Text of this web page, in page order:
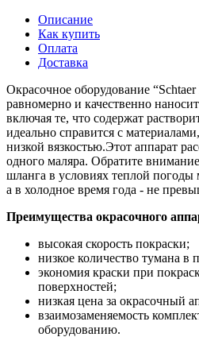
Описание
Как купить
Оплата
Доставка
Окрасочное оборудование
равномерно и качественно
включая те, что содержат
идеально справится с
низкой вязкостью.Этот аппарат
одного маляра. Обратите
шланга в условиях теплой погоды
а в холодное время года - не
Преимущества окрасочного
высокая скорость покраски;
низкое количество тумана в
экономия краски при
поверхностей;
низкая цена за окрасочный
взаимозаменяемость
оборудованию.